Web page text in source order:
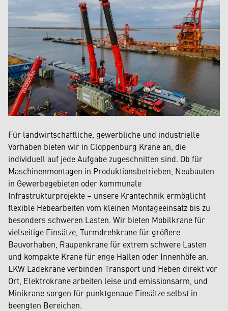
Für landwirtschaftliche, gewerbliche und industrielle
Vorhaben bieten wir in Cloppenburg Krane an, die
individuell auf jede Aufgabe zugeschnitten sind. Ob für
Maschinenmontagen in Produktionsbetrieben, Neubauten
in Gewerbegebieten oder kommunale
Infrastrukturprojekte – unsere Krantechnik ermöglicht
flexible Hebearbeiten vom kleinen Montageeinsatz bis zu
besonders schweren Lasten. Wir bieten Mobilkrane für
vielseitige Einsätze, Turmdrehkrane für größere
Bauvorhaben, Raupenkrane für extrem schwere Lasten
und kompakte Krane für enge Hallen oder Innenhöfe an.
LKW Ladekrane verbinden Transport und Heben direkt vor
Ort, Elektrokrane arbeiten leise und emissionsarm, und
Minikrane sorgen für punktgenaue Einsätze selbst in
beengten Bereichen.